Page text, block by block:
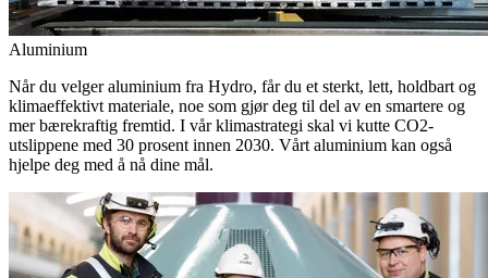
Aluminium
Når du velger aluminium fra Hydro, får du et sterkt, lett, holdbart og
klimaeffektivt materiale, noe som gjør deg til del av en smartere og
mer bærekraftig fremtid. I vår klimastrategi skal vi kutte CO2-
utslippene med 30 prosent innen 2030. Vårt aluminium kan også
hjelpe deg med å nå dine mål.